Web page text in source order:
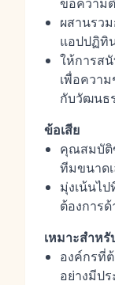
ผสานรว
แอปปฏิทิ
ให้การส
เพื่อควา
กับวัฒนธ
ข้อเสีย
คุณสมบัติ
ทีมขนาด
มุ่งเน้นไ
ต้องการ
เหมาะสำหรั
องค์กรที่
อย่างมีป